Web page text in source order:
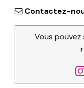
Contactez-
Vous